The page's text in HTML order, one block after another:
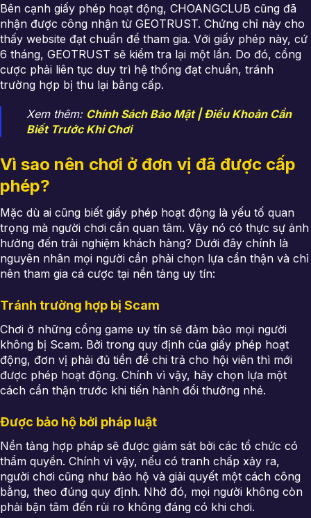
Bên cạnh giấy phép hoạt động, CHOANGCLUB cũng đã
nhận được công nhận từ GEOTRUST. Chứng chỉ này cho
thấy website đạt chuẩn để tham gia. Với giấy phép này, cứ
6 tháng, GEOTRUST sẽ kiểm tra lại một lần. Do đó, cổng
cược phải liên tục duy trì hệ thống đạt chuẩn, tránh
trường hợp bị thu lại bằng cấp.
Xem thêm: Chính Sách Bảo Mật | Điều Khoản Cần
Biết Trước Khi Chơi
Vì sao nên chơi ở đơn vị đã được cấp
phép?
Mặc dù ai cũng biết giấy phép hoạt động là yếu tố quan
trọng mà người chơi cần quan tâm. Vậy nó có thực sự ảnh
hưởng đến trải nghiệm khách hàng? Dưới đây chính là
nguyên nhân mọi người cần phải chọn lựa cẩn thận và chỉ
nên tham gia cá cược tại nền tảng uy tín:
Tránh trường hợp bị Scam
Chơi ở những cổng game uy tín sẽ đảm bảo mọi người
không bị Scam. Bởi trong quy định của giấy phép hoạt
động, đơn vị phải đủ tiền để chi trả cho hội viên thì mới
được phép hoạt động. Chính vì vậy, hãy chọn lựa một
cách cẩn thận trước khi tiến hành đổi thưởng nhé.
Được bảo hộ bởi pháp luật
Nền tảng hợp pháp sẽ được giám sát bởi các tổ chức có
thẩm quyền. Chính vì vậy, nếu có tranh chấp xảy ra,
người chơi cũng như bảo hộ và giải quyết một cách công
bằng, theo đúng quy định. Nhờ đó, mọi người không còn
phải bận tâm đến rủi ro không đáng có khi chơi.